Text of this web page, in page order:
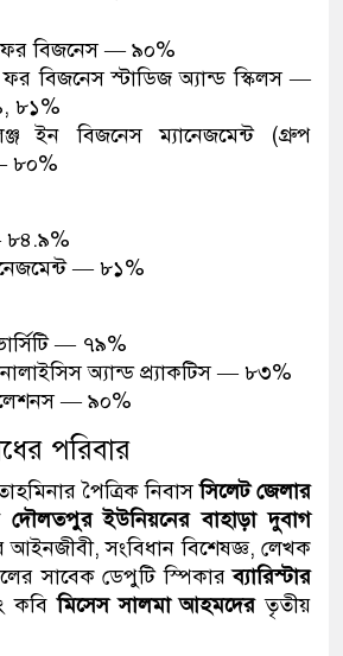
বিজনেস — ৯০%
ফর বিজনেস স্টাডিজ অ্যান্ড স্কিলস —
৮১%
ইন বিজনেস ম্যানেজমেন্ট (গ্রুপ
৮০%
৮৪.৯%
— ৮১%
— ৭৯%
অ্যান্ড প্র্যাকটিস — ৮৩%
— ৯০%
পরিবার
পৈত্রিক নিবাসসিলেট জেলার
দৌলতপুর ইউনিয়নের বাহাড়া দুবাগ
আইনজীবী, সংবিধান বিশেষজ্ঞ, লেখক
সাবেক ডেপুটি স্পিকারব্যারিস্টার
কবিমিসেস সালমা আহমদেরতৃতীয়